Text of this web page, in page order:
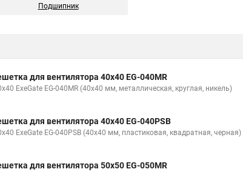
Подшипник
для вентилятора 40x40 EG-040MR
ExeGate EG-040MR (40x40 мм, металлическая, круглая, никель)
для вентилятора 40x40 EG-040PSB
ExeGate EG-040PSB (40x40 мм, пластиковая, квадратная, черная)
для вентилятора 50х50 EG-050MR